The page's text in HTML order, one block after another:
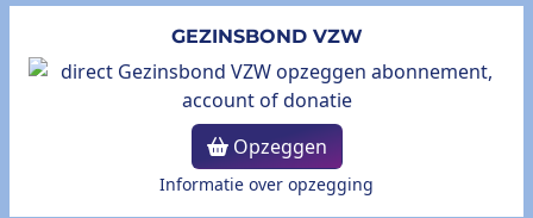
GEZINSBOND VZW
Opzeggen
Informatie over opzegging